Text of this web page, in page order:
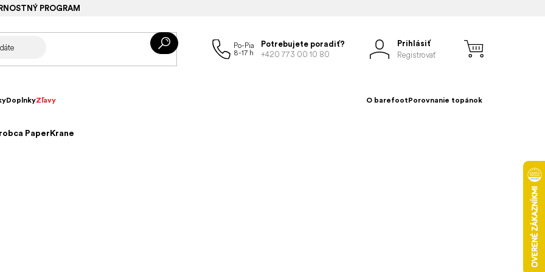
PROGRAM
Potrebujete poradiť?
+420 773 00 10 80
Prihlásiť
Registrovať
DoplnkyZľavy O barefootPorovnanie topánok
PaperKrane